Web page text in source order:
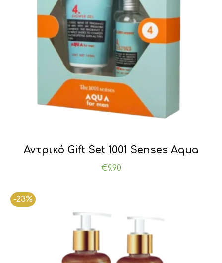
Αντρικό Gift Set 1001 Senses Aqua
€9.90
-23%